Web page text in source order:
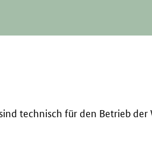
technisch für den Betrieb